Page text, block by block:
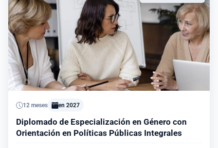
12 meses en 2027
Diplomado de Especialización en Género con
Orientación en Políticas Públicas Integrales